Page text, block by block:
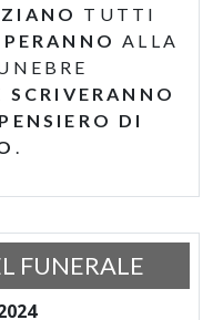
TUTTI
ALLA
SCRIVERANNO
PENSIERO DI
.
FUNERALE